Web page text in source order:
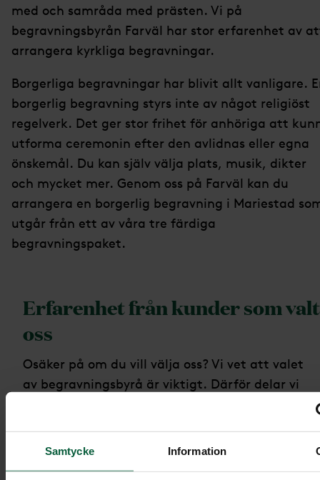
Samtycke Information
med och samråda med prästen. Vi på
begravningsbyrån Farväl har stor erfarenhet av
arrangera kyrkliga begravningar.
Borgerliga begravningar har blivit allt vanligare.
borgerlig begravning styrs inte av något religiöst
regelverk. Det ger stor frihet för anhöriga att
utforma ceremonin efter den avlidnas eller egna
önskemål. Du kan själv välja plats, musik, dikter
och mycket mer. Genom oss på Farväl kan du
arrangera en borgerlig begravning i Mariestad
utgår från ett av våra tre färdiga
begravningspaket.
Erfarenhet från kunder som valt
oss
Osäker på om du vill välja oss? Vi vet att valet
av begravningsbyrå är viktigt. Därför delar vi
hela omdömet.